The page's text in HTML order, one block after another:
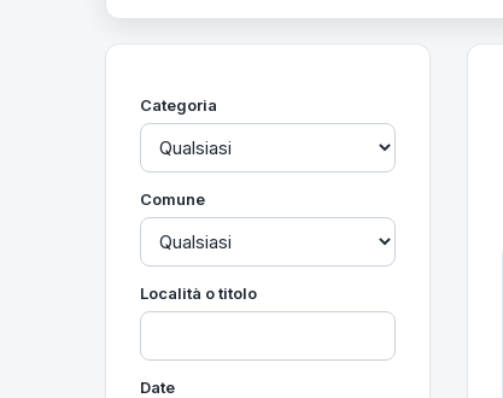
Categoria
Comune
Località o titolo
Date